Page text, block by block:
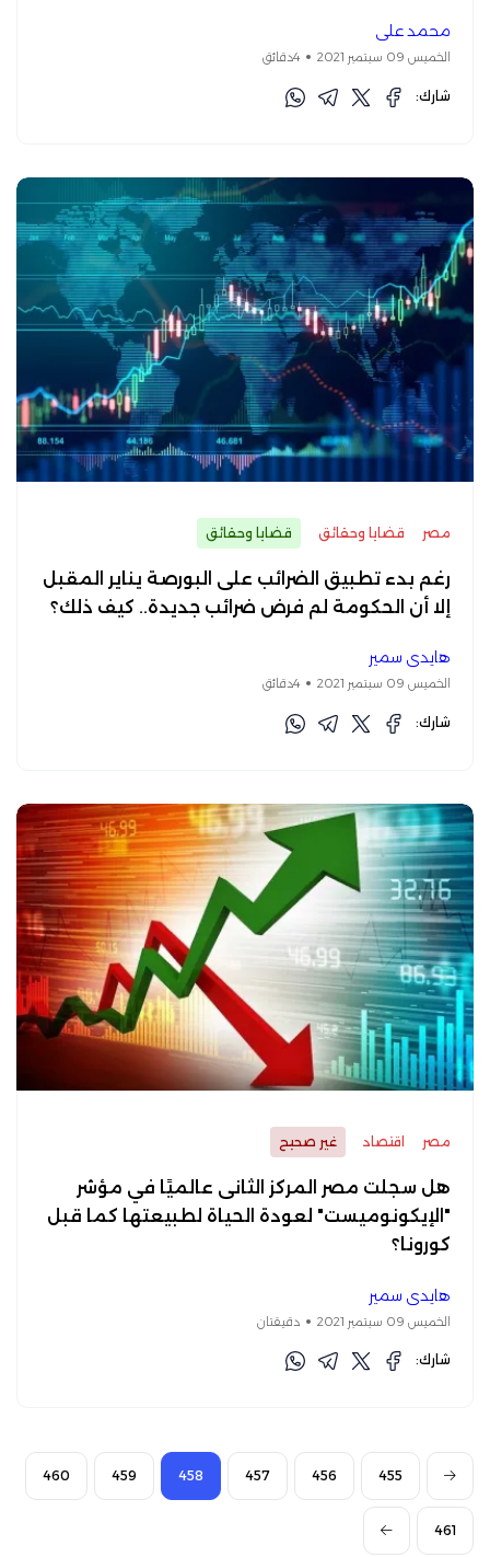
محمد علي
الخميس 09 سبتمبر 2021 4دقائق
شارك:
مصر قضايا وحقائق قضايا وحقائق
رغم بدء تطبيق الضرائب على البورصة يناير المقبل
إلا أن الحكومة لم فرض ضرائب جديدة.. كيف ذلك؟
هايدي سمير
الخميس 09 سبتمبر 2021 4دقائق
شارك:
مصر اقتصاد غير صحيح
هل سجلت مصر المركز الثانى عالميًا في مؤشر
"الإيكونوميست" لعودة الحياة لطبيعتها كما قبل
كورونا؟
هايدي سمير
الخميس 09 سبتمبر 2021 دقيقتان
شارك:
455
456
457
458
459
460
461